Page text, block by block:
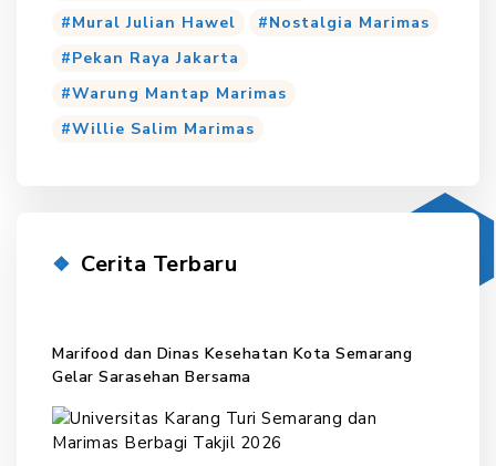
Mural Julian Hawel
Nostalgia Marimas
Pekan Raya Jakarta
Warung Mantap Marimas
Willie Salim Marimas
Cerita Terbaru
Marifood dan Dinas Kesehatan Kota Semarang
Gelar Sarasehan Bersama